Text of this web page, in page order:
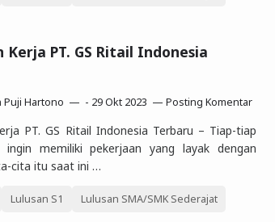
Kerja PT. GS Ritail Indonesia
Puji Hartono - 29 Okt 2023 Posting Komentar
PT. GS Ritail Indonesia Terbaru – Tiap-tiap
memiliki pekerjaan yang layak dengan
cita itu saat ini …
Lulusan S1 Lulusan SMA/SMK Sederajat